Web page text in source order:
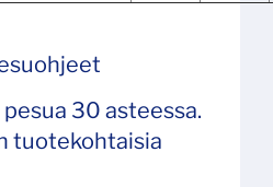
30 asteessa.
tuotekohtaisia